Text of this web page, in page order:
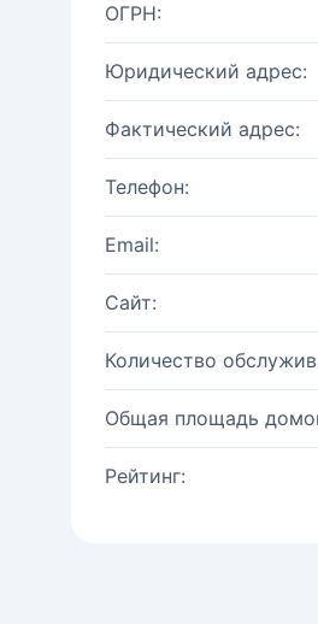
ОГРН:
Юридический адрес:
Фактический адрес:
Телефон:
Email:
Сайт:
Количество
Общая площадь
Рейтинг: